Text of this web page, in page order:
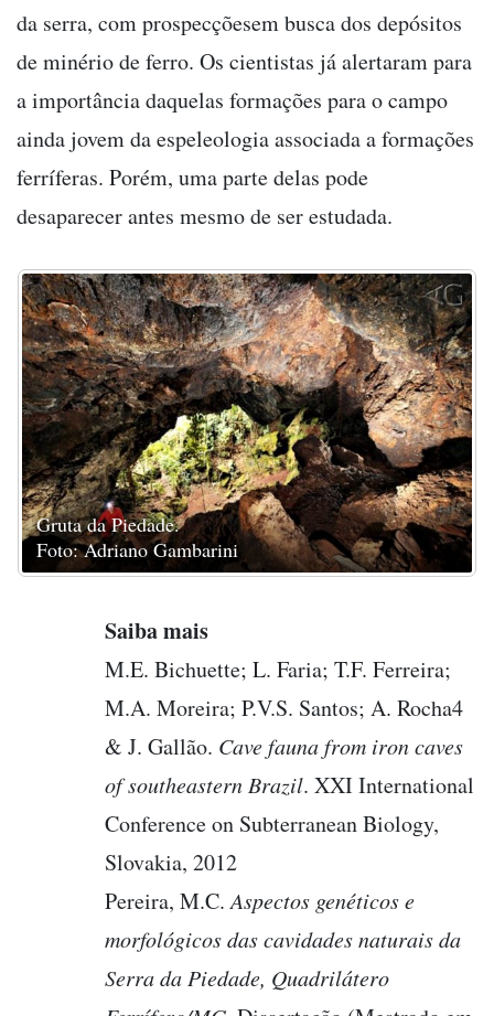
da serra, com prospecçõesem busca dos depósitos
de minério de ferro. Os cientistas já alertaram para
a importância daquelas formações para o campo
ainda jovem da espeleologia associada a formações
ferríferas. Porém, uma parte delas pode
desaparecer antes mesmo de ser estudada.
Gruta da Piedade.
Foto: Adriano Gambarini
Saiba mais
M.E. Bichuette; L. Faria; T.F. Ferreira;
M.A. Moreira; P.V.S. Santos; A. Rocha4
& J. Gallão. Cave fauna from iron caves
of southeastern Brazil. XXI International
Conference on Subterranean Biology,
Slovakia, 2012
Pereira, M.C.Aspectos genéticos e
morfológicos das cavidades naturais da
Serra da Piedade, Quadrilátero